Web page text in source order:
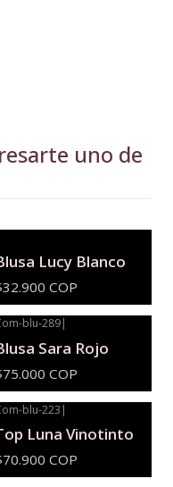
uno de
Lucy Blanco
COP
blu-289|
Sara Rojo
COP
blu-223 |
Luna Vinotinto
COP